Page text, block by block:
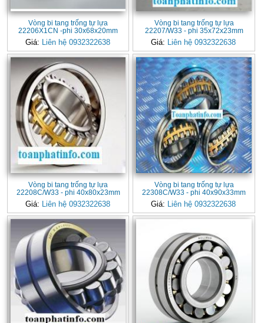
Vòng bi tang trống tự lựa
22206X1CN -phi 30x68x20mm
Giá: Liên hệ 0932322638
Vòng bi tang trống tự lựa
22207/W33 - phi 35x72x23mm
Giá: Liên hệ 0932322638
Vòng bi tang trống tự lựa
22208C/W33 - phi 40x80x23mm
Giá: Liên hệ 0932322638
Vòng bi tang trống tự lựa
22308C/W33 - phi 40x90x33mm
Giá: Liên hệ 0932322638